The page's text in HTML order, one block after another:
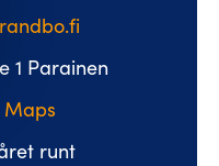
1 Parainen
Maps
runt